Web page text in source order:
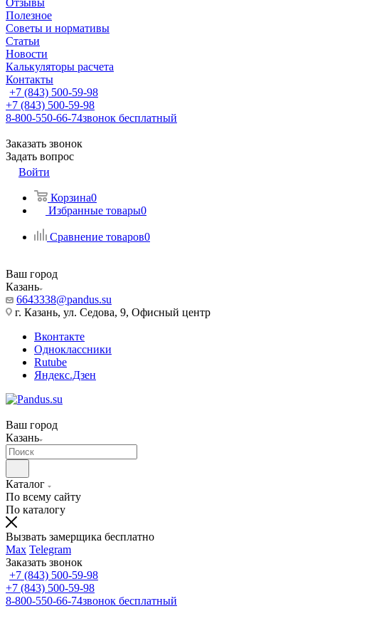
Отзывы
Полезное
Советы и нормативы
Статьи
Новости
Калькуляторы расчета
Контакты
+7 (843) 500-59-98
+7 (843) 500-59-98
8-800-550-66-74звонок бесплатный
Заказать звонок
Задать вопрос
Войти
Корзина0
Избранные товары0
Сравнение товаров0
Ваш город
Казань
6643338@pandus.su
г. Казань, ул. Седова, 9, Офисный центр
Вконтакте
Одноклассники
Rutube
Яндекс.Дзен
Ваш город
Казань
Каталог
По всему сайту
По каталогу
Вызвать замерщика бесплатно
Max Telegram
Заказать звонок
+7 (843) 500-59-98
+7 (843) 500-59-98
8-800-550-66-74звонок бесплатный